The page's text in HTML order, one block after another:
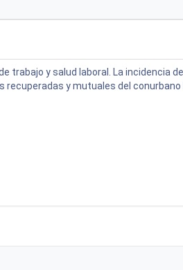
trabajo y salud laboral. La incidencia
recuperadas y mutuales del conurbano